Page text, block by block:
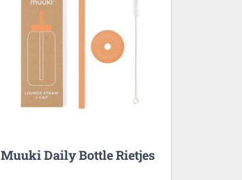
Muuki Daily Bottle Rietjes